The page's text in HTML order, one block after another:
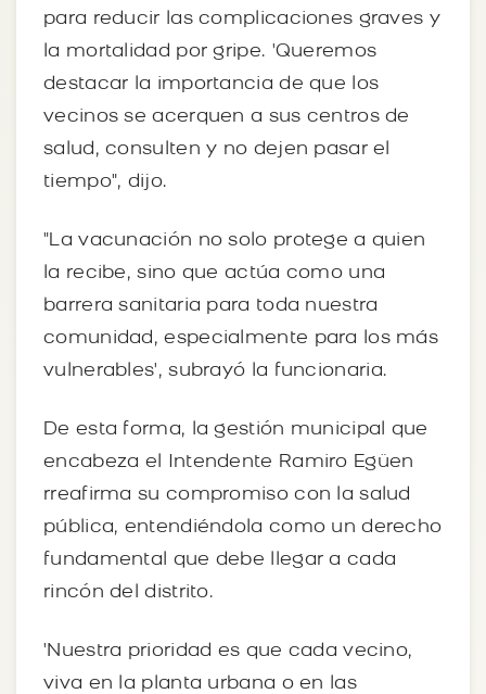
para reducir las complicaciones graves y
la mortalidad por gripe. 'Queremos
destacar la importancia de que los
vecinos se acerquen a sus centros de
salud, consulten y no dejen pasar el
tiempo", dijo.
"La vacunación no solo protege a quien
la recibe, sino que actúa como una
barrera sanitaria para toda nuestra
comunidad, especialmente para los más
vulnerables', subrayó la funcionaria.
De esta forma, la gestión municipal que
encabeza el Intendente Ramiro Egüen
rreafirma su compromiso con la salud
pública, entendiéndola como un derecho
fundamental que debe llegar a cada
rincón del distrito.
'Nuestra prioridad es que cada vecino,
viva en la planta urbana o en las